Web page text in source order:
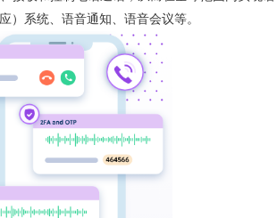
系统、语音通知、语音会议等。